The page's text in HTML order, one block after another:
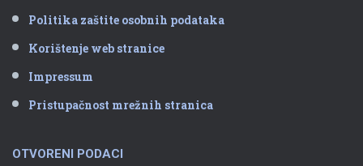
Politika zaštite osobnih podataka
Korištenje web stranice
Impressum
Pristupačnost mrežnih stranica
OTVORENI PODACI